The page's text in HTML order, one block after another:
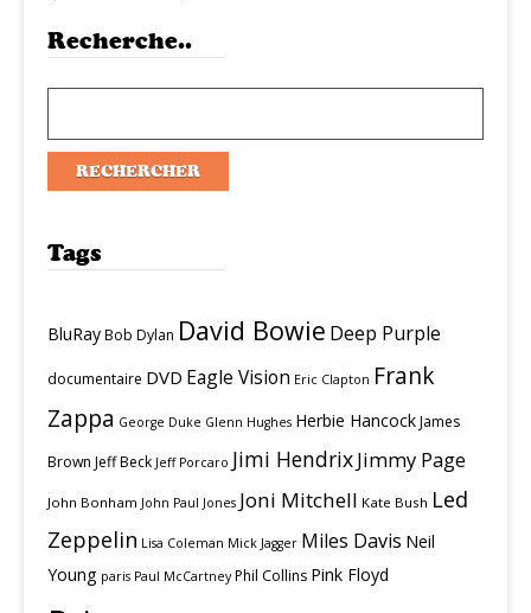
Recherche..
Tags
BluRayBob Dylan David Bowie Deep Purple
documentaire DVD Eagle Vision Eric Clapton Frank
Zappa George Duke Glenn Hughes Herbie HancockJames
Brown Jeff Beck Jeff Porcaro Jimi HendrixJimmy Page
John Bonham John Paul Jones Joni Mitchell Kate Bush Led
Zeppelin Lisa Coleman Mick Jagger Miles Davis Neil
Young paris Paul McCartney Phil Collins Pink Floyd